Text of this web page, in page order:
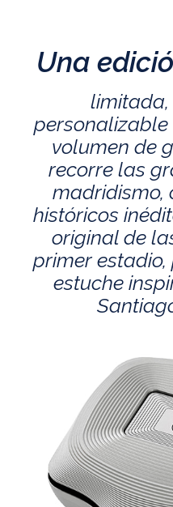
Una
volumen de
recorre las
madridismo,
históricos
original de
primer
estuche